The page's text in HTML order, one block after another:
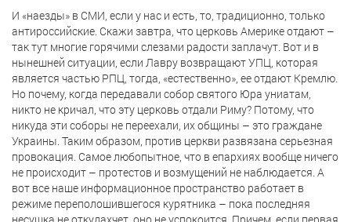
И «наезды» в СМИ, если у нас и есть, то, традиционно, только
антироссийские. Скажи завтра, что церковь Америке отдают –
так тут многие горячими слезами радости заплачут. Вот и в
нынешней ситуации, если Лавру возвращают УПЦ, которая
является частью РПЦ, тогда, «естественно», ее отдают Кремлю.
Но почему, когда передавали собор святого Юра униатам,
никто не кричал, что эту церковь отдали Риму? Потому, что
никуда эти соборы не переехали, их общины – это граждане
Украины. Таким образом, против церкви развязана серьезная
провокация. Самое любопытное, что в епархиях вообще ничего
не происходит – протестов и возмущений не наблюдается. А
вот все наше информационное пространство работает в
режиме переполошившегося курятника – пока последняя